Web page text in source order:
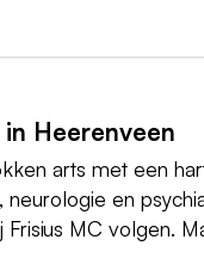
Heerenveen
arts met een
en
MC volgen.